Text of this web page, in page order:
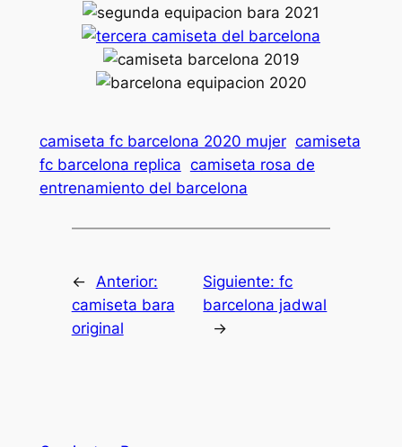
camiseta fc barcelona 2020 mujer camiseta
fc barcelona replica camiseta rosa de
entrenamiento del barcelona
←
Anterior:
camiseta bara
original
Siguiente:fc
barcelona jadwal
→